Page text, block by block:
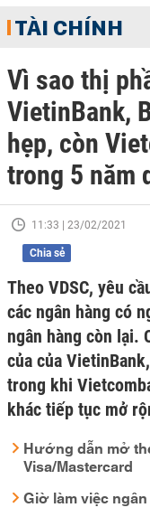
TÀI CHÍNH
Vì sao thị
VietinBank,
hẹp, còn
trong 5 năm
11:33 | 23/02/2021
Chia sẻ
Theo VDSC, yêu
các ngân hàng có
ngân hàng còn lại.
của của
trong khi
khác tiếp tục mở
Hướng dẫn mở
Visa/Mastercard
Giờ làm việc